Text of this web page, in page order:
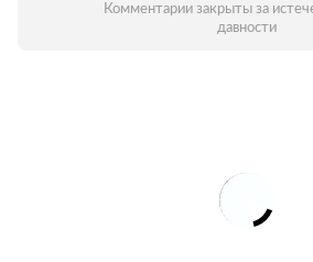
Комментарии закрыты за
давности